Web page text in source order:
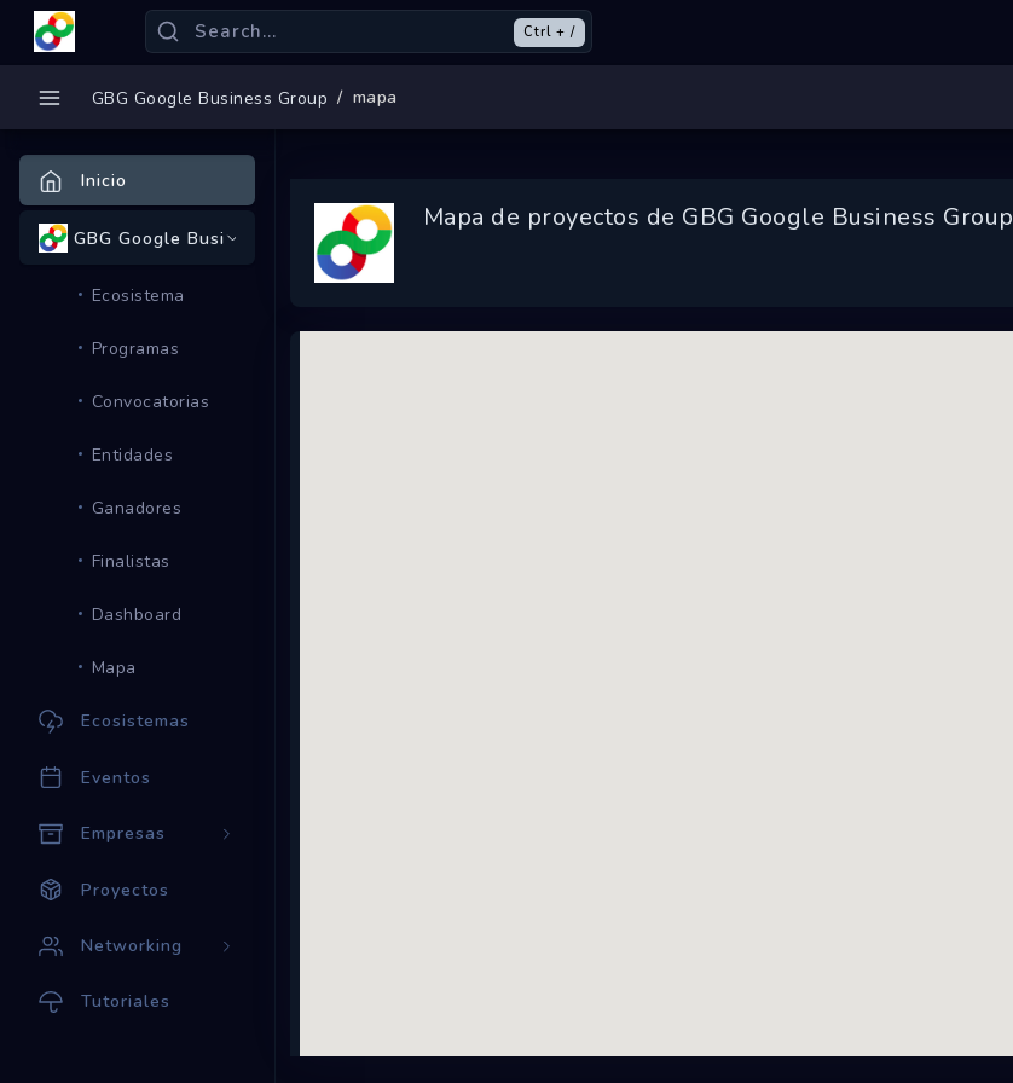
Ctrl + /
Inicio
GBG Google Business Group
Ecosistema
Programas
Convocatorias
Entidades
Ganadores
Finalistas
Dashboard
Mapa
Ecosistemas
Eventos
Empresas
Proyectos
Networking
Tutoriales
GBG Google Business Group mapa
Mapa de proyectos de GBG Google Business Group